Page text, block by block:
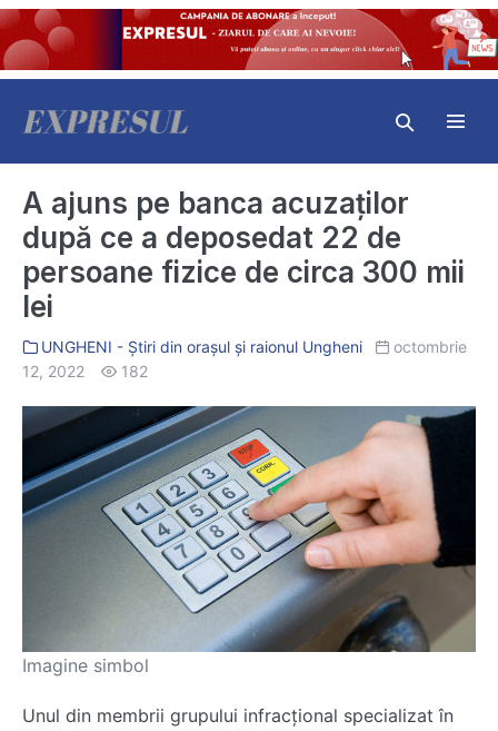
Skip
to
content
Search
A ajuns pe banca acuzaților
după ce a deposedat 22 de
persoane fizice de circa 300 mii
lei
UNGHENI - Știri din orașul și raionul Ungheni
octombrie
12, 2022
182
Imagine simbol
Unul din membrii grupului infracțional specializat în